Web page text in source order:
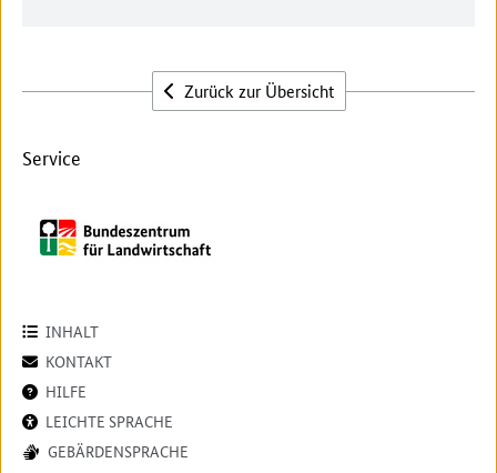
Zurück zur Übersicht
Service
INHALT
KONTAKT
HILFE
LEICHTE SPRACHE
GEBÄRDENSPRACHE